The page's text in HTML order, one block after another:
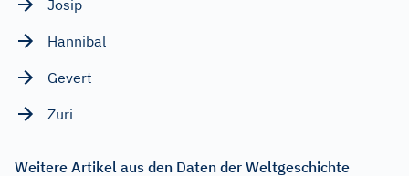
Josip
Hannibal
Gevert
Zuri
Weitere Artikel aus den Daten der Weltgeschichte